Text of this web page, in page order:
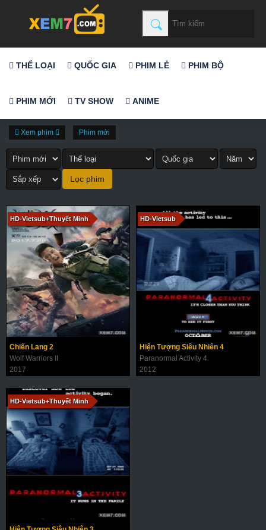
THỂ LOẠI QUỐC GIA PHIM LẺ PHIM BỘ
PHIM MỚI TV SHOW ANIME
Xem phim Phim mới
HD-Vietsub+Thuyết Minh
Chiến Lang 2
Wolf Warriors II
2017
HD-Vietsub
Hiện Tượng Siêu Nhiên 4
Paranormal Activity 4
2012
HD-Vietsub+Thuyết Minh